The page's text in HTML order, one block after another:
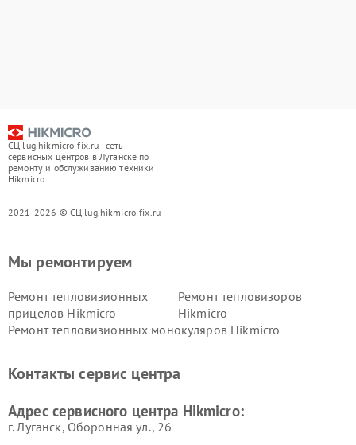
СЦ lug.hikmicro-fix.ru - сеть
сервисных центров в Луганске по
ремонту и обслуживанию техники
Hikmicro
2021-2026 © СЦ lug.hikmicro-fix.ru
Мы ремонтируем
Ремонт тепловизионных
прицелов Hikmicro
Ремонт тепловизоров
Hikmicro
Ремонт тепловизионных монокуляров Hikmicro
Контакты сервис центра
Адрес сервисного центра Hikmicro:
г. Луганск, Оборонная ул., 26